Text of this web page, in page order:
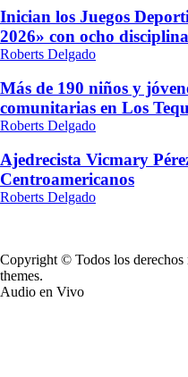
Inician los Juegos
2026» con ocho
Roberts Delgado
Más de 190 niños y
comunitarias en Los
Roberts Delgado
Ajedrecista Vicmary
Centroamericanos
Roberts Delgado
Copyright © Todos los derechos
themes.
Audio en Vivo